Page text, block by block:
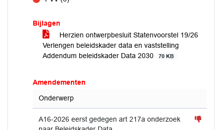
Bijlagen
Herzien ontwerpbesluit Statenvoorstel 19/26
Verlengen beleidskader data en vaststelling
Addendum beleidskader Data 2030
70 KB
Amendementen
Onderwerp
A16-2026 eerst gedegen art 217a onderzoek